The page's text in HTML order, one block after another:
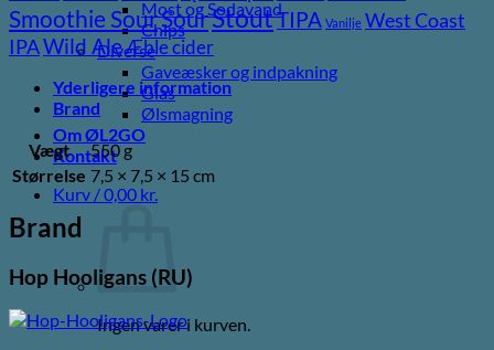
Most og Sodavand
Chips
Diverse
Gaveæsker og indpakning
Glas
Ølsmagning
Om ØL2GO
Kontakt
Kurv /0,00 kr.
Ingen varer i kurven.
Smoothie SourSourStoutTIPA Vanilje West Coast
IPAWild AleÆble cider
Yderligere information
Brand
Vægt
550 g
Størrelse 7,5 × 7,5 × 15 cm
Brand
Hop Hooligans (RU)